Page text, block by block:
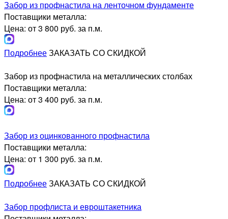
Забор из профнастила на ленточном фундаменте
Поставщики металла:
Цена: от 3 800 руб. за п.м.
ПодробнееЗАКАЗАТЬ СО СКИДКОЙ
Забор из профнастила на металлических столбах
Поставщики металла:
Цена: от 3 400 руб. за п.м.
Забор из оцинкованного профнастила
Поставщики металла:
Цена: от 1 300 руб. за п.м.
ПодробнееЗАКАЗАТЬ СО СКИДКОЙ
Забор профлиста и евроштакетника